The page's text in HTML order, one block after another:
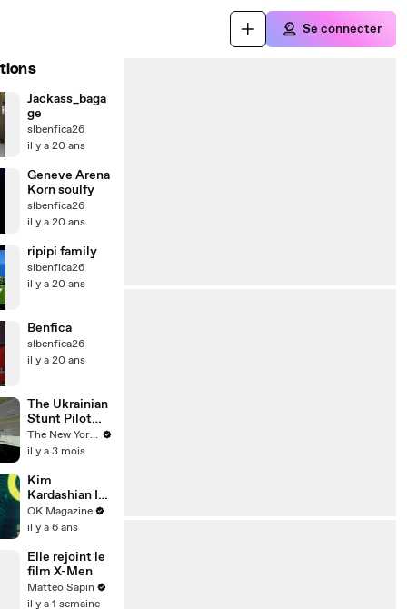
Se connecter
Jackass_baga
ge
slbenfica26
il y a 20 ans
Geneve Arena
Korn soulfy
slbenfica26
il y a 20 ans
ripipi family
slbenfica26
il y a 20 ans
Benfica
slbenfica26
il y a 20 ans
The Ukrainian
Stunt Pilot
Hunting
Russian
The New Yorker
il y a 3 mois
Kim
Kardashian Is
‘Committed’
To
Julius Jones’
Death
Sentence:
Watch
OK Magazine
il y a 6 ans
Elle rejoint le
film X-Men
Matteo Sapin
il y a 1 semaine